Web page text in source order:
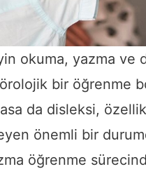
okuma, yazma ve
bir öğrenme
da disleksi,
önemli bir
öğrenme